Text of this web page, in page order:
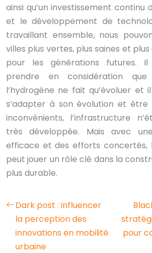
ainsi qu’un investissement continu
et le développement de
travaillant ensemble, nous
villes plus vertes, plus saines et
pour les générations futures.
prendre en considération
l’hydrogène ne fait qu’évoluer
s’adapter à son évolution et être
inconvénients, l’infrastructure
très développée. Mais avec
efficace et des efforts concertés,
peut jouer un rôle clé dans la
plus durable.
Dark post : influencer
la perception des
innovations en mobilité
urbaine
pour